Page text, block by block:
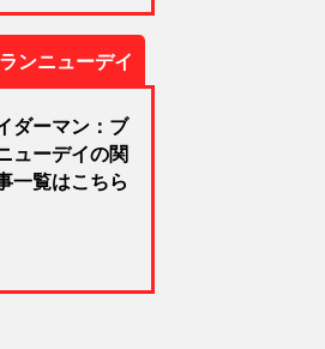
ンニューデイ
ダーマン：ブ
ューデイの関
一覧はこちら